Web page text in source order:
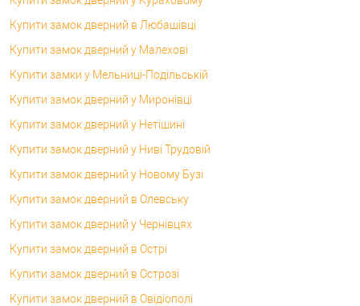
Купити замок дверний в Любашівці
Купити замок дверний у Малехові
Купити замки у Мельниці-Подільській
Купити замок дверний у Миронівці
Купити замок дверний у Нетішині
Купити замок дверний у Ниві Трудовій
Купити замок дверний у Новому Бузі
Купити замок дверний в Олевську
Купити замок дверний у Чернівцях
Купити замок дверний в Острі
Купити замок дверний в Острозі
Купити замок дверний в Овідіополі